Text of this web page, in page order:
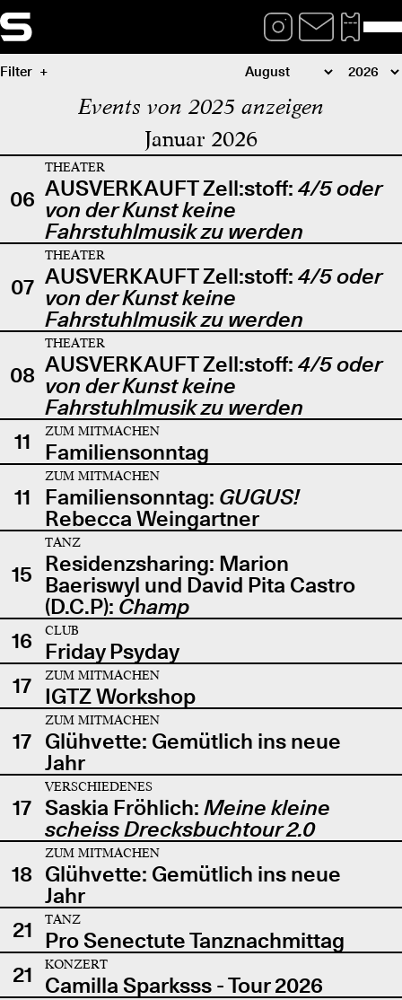
Filter
Events von 2025 anzeigen
Januar 2026
06
THEATER
AUSVERKAUFT Zell:stoff: 4/5 oder
von der Kunst keine
Fahrstuhlmusik zu werden
07
THEATER
AUSVERKAUFT Zell:stoff: 4/5 oder
von der Kunst keine
Fahrstuhlmusik zu werden
08
THEATER
AUSVERKAUFT Zell:stoff: 4/5 oder
von der Kunst keine
Fahrstuhlmusik zu werden
11
ZUM MITMACHEN
Familiensonntag
11
ZUM MITMACHEN
Familiensonntag: GUGUS!
Rebecca Weingartner
15
TANZ
Residenzsharing: Marion
Baeriswyl und David Pita Castro
(D.C.P): Champ
16
CLUB
Friday Psyday
17
ZUM MITMACHEN
IGTZ Workshop
17
ZUM MITMACHEN
Glühvette: Gemütlich ins neue
Jahr
17
VERSCHIEDENES
Saskia Fröhlich: Meine kleine
scheiss Drecksbuchtour 2.0
18
ZUM MITMACHEN
Glühvette: Gemütlich ins neue
Jahr
21
TANZ
Pro Senectute Tanznachmittag
21
KONZERT
Camilla Sparksss - Tour 2026